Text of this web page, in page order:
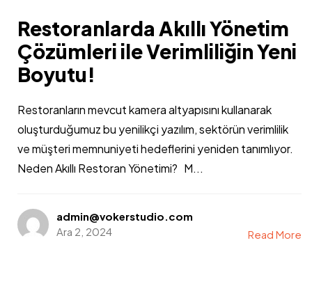
Restoranlarda Akıllı Yönetim
Çözümleri ile Verimliliğin Yeni
Boyutu!
Restoranların mevcut kamera altyapısını kullanarak
oluşturduğumuz bu yenilikçi yazılım, sektörün verimlilik
ve müşteri memnuniyeti hedeflerini yeniden tanımlıyor.
Neden Akıllı Restoran Yönetimi? M...
admin@vokerstudio.com
Ara 2, 2024
Read More